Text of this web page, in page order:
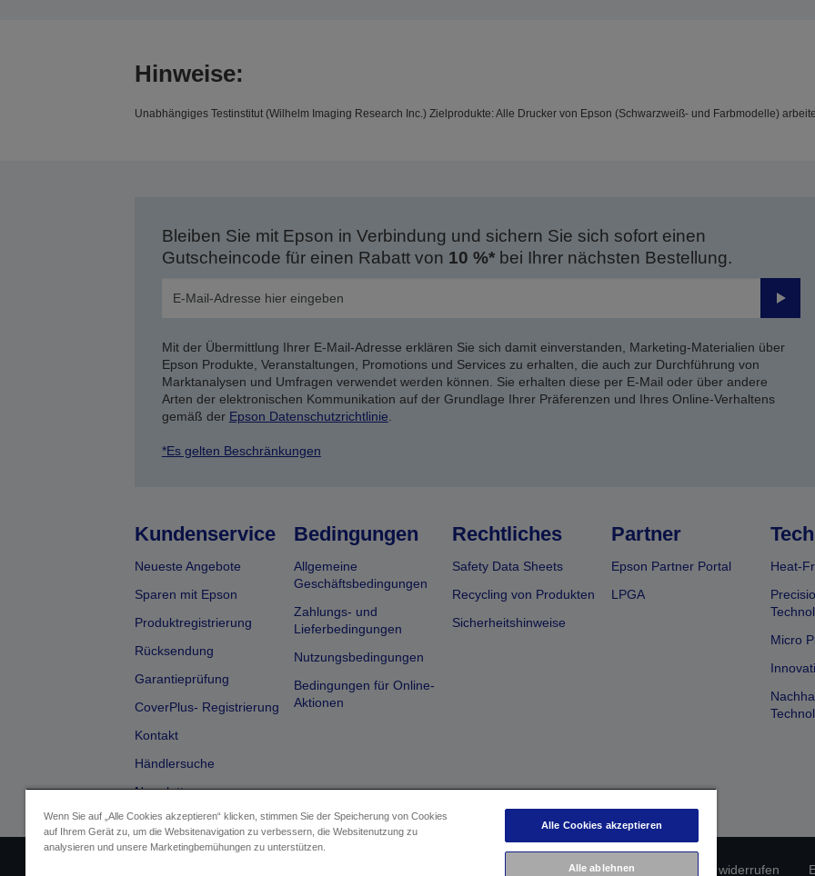
Hinweise:
Unabhängiges Testinstitut (Wilhelm Imaging Research Inc.) Zielprodukte: Alle Drucker von Epson (Schwarzweiß- und Farbmodelle)
Bleiben Sie mit Epson in Verbindung und sichern Sie sich sofort einen
Gutscheincode für einen Rabatt von 10 %*bei Ihrer nächsten Bestellung.
Mit der Übermittlung Ihrer E-Mail-Adresse erklären Sie sich damit einverstanden, Marketing-Materialien über
Epson Produkte, Veranstaltungen, Promotions und Services zu erhalten, die auch zur Durchführung von
Marktanalysen und Umfragen verwendet werden können. Sie erhalten diese per E-Mail oder über andere
Arten der elektronischen Kommunikation auf der Grundlage Ihrer Präferenzen und Ihres Online-Verhaltens
gemäß der Epson Datenschutzrichtlinie
*Es gelten Beschränkungen
Kundenservice
Neueste Angebote
Sparen mit Epson
Produktregistrierung
Rücksendung
Garantieprüfung
CoverPlus- Registrierung
Kontakt
Händlersuche
Newsletter
Bedingungen
Allgemeine
Geschäftsbedingungen
Zahlungs- und
Lieferbedingungen
Nutzungsbedingungen
Bedingungen für Online-
Aktionen
Rechtliches
Safety Data Sheets
Recycling von Produkten
Sicherheitshinweise
Partner
Epson Partner Portal
LPGA
Heat-
Micro
Datenschutzrichtlinie Vertrag widerrufen
Wenn Sie auf „Alle Cookies akzeptieren“ klicken, stimmen Sie der Speicherung von Cookies
auf Ihrem Gerät zu, um die Websitenavigation zu verbessern, die Websitenutzung zu
analysieren und unsere Marketingbemühungen zu unterstützen.
Alle Cookies akzeptieren
Alle ablehnen